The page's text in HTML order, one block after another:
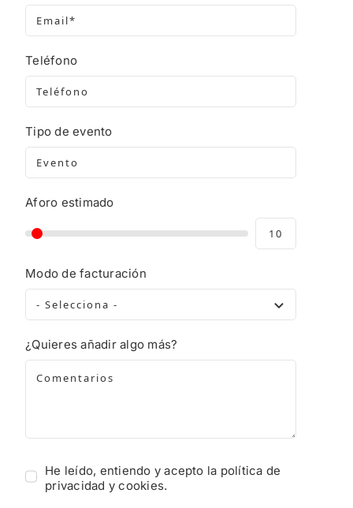
Teléfono
Tipo de evento
Aforo estimado
Modo de facturación
¿Quieres añadir algo más?
He leído, entiendo y acepto la política de
privacidad y cookies.